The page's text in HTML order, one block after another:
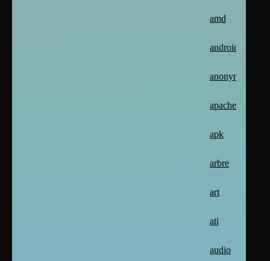
amd
android
anonymat
apache2
apk
arbre
art
ati
audio